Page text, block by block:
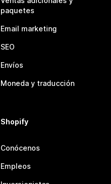
paquetes
Email marketing
SEO
Envíos
Moneda y traducción
Shopify
Conócenos
Empleos